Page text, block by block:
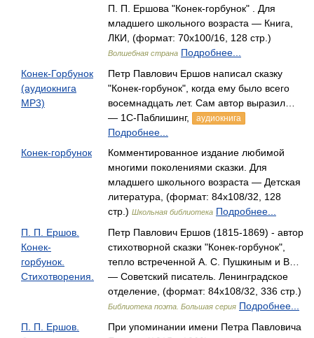
П. П. Ершова "Конек-горбунок" . Для
младшего школьного возраста — Книга,
ЛКИ, (формат: 70x100/16, 128 стр.)
Волшебная страна Подробнее...
Конек-Горбунок
(аудиокнига
MP3)
Петр Павлович Ершов написал сказку
"Конек-горбунок", когда ему было всего
восемнадцать лет. Сам автор выразил…
— 1С-Паблишинг,
аудиокнига
Подробнее...
Конек-горбунок
Комментированное издание любимой
многими поколениями сказки. Для
младшего школьного возраста — Детская
литература, (формат: 84x108/32, 128
стр.) Школьная библиотека Подробнее...
П. П. Ершов.
Конек-
горбунок.
Стихотворения.
Петр Павлович Ершов (1815-1869) - автор
стихотворной сказки "Конек-горбунок",
тепло встреченной А. С. Пушкиным и В…
— Советский писатель. Ленинградское
отделение, (формат: 84x108/32, 336 стр.)
Библиотека поэта. Большая серия Подробнее...
П. П. Ершов.
При упоминании имени Петра Павловича